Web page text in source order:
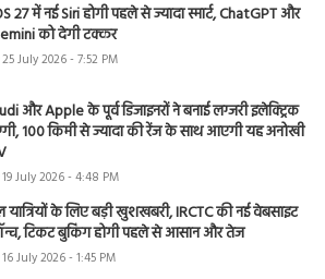
27 में नई Siri होगी पहले से ज्यादा स्मार्ट, ChatGPT और
को देगी टक्कर
25 July 2026 - 7:52 PM
और Apple के पूर्व डिजाइनरों ने बनाई लग्जरी इलेक्ट्रिक
100 किमी से ज्यादा की रेंज के साथ आएगी यह अनोखी
19 July 2026 - 4:48 PM
यात्रियों के लिए बड़ी खुशखबरी, IRCTC की नई वेबसाइट
टिकट बुकिंग होगी पहले से आसान और तेज
16 July 2026 - 1:45 PM